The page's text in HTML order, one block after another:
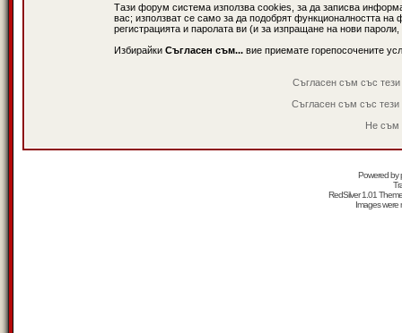
Тази форум система използва cookies, за да записва
вас; използват се само за да подобрят функционалността
регистрацията и паролата ви (и за изпращане на нови
Избирайки Съгласен съм... вие приемате горепосочените
Съгласен съм със
Съгласен съм със
Не съм
Powered by
RedSilver 1.01
Images were